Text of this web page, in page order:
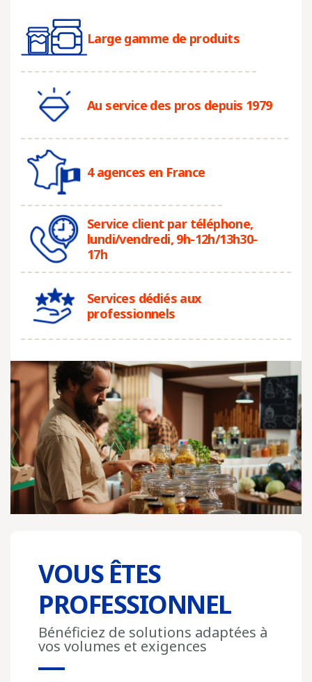
Large gamme de produits
Au service des pros depuis 1979
4 agences en France
Service client par téléphone,
lundi/vendredi, 9h-12h/13h30-
17h
Services dédiés aux
professionnels
VOUS ÊTES
PROFESSIONNEL
Bénéficiez de solutions adaptées à
vos volumes et exigences